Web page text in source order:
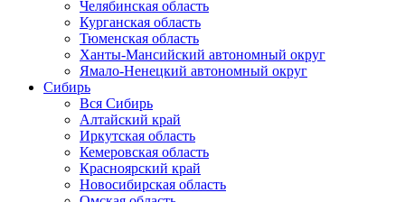
Челябинская область
Курганская область
Тюменская область
Ханты-Мансийский автономный округ
Ямало-Ненецкий автономный округ
Сибирь
Вся Сибирь
Алтайский край
Иркутская область
Кемеровская область
Красноярский край
Новосибирская область